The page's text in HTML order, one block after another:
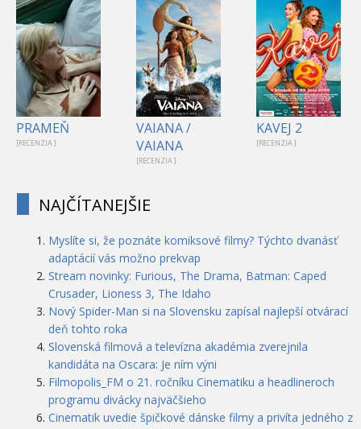
PRAMEŇ
[RECENZIA ]
VAIANA /
VAIANA
[RECENZIA ]
KAVEJ 2
[RECENZIA ]
NAJČÍTANEJŠIE
Myslíte si, že poznáte komiksové filmy? Týchto dvanásť
adaptácií vás možno prekvap
Stream novinky: Furious, The Drama, Batman: Caped
Crusader, Lioness 3, The Idaho
Nový Spider-Man si na Slovensku zapísal najlepší otvárací
deň tohto roka
Slovenská filmová a televízna akadémia zverejnila
kandidáta na Oscara: Je ním výni
Filmopolis_FM o 21. ročníku Cinematiku a headlineroch
programu divácky najväčšieho
Cinematik uvedie špičkové dánske filmy a privíta jedného z